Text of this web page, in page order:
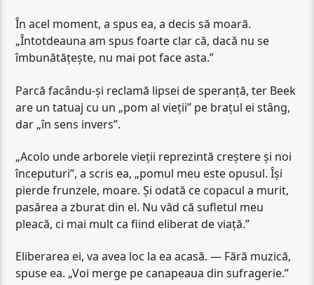
În acel moment, a spus ea, a decis să moară.
„Întotdeauna am spus foarte clar că, dacă nu se
îmbunătățește, nu mai pot face asta.”
Parcă facându-și reclamă lipsei de speranță, ter Beek
are un tatuaj cu un „pom al vieții” pe brațul ei stâng,
dar „în sens invers”.
„Acolo unde arborele vieții reprezintă creștere și noi
începuturi”, a scris ea, „pomul meu este opusul. Își
pierde frunzele, moare. Și odată ce copacul a murit,
pasărea a zburat din el. Nu văd că sufletul meu
pleacă, ci mai mult ca fiind eliberat de viață.”
Eliberarea ei, va avea loc la ea acasă. — Fără muzică,
spuse ea. „Voi merge pe canapeaua din sufragerie.”